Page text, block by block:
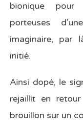
bionique pour
porteuses
imaginaire, par
initié.
Ainsi dopé, le
rejaillit en
brouillon sur un